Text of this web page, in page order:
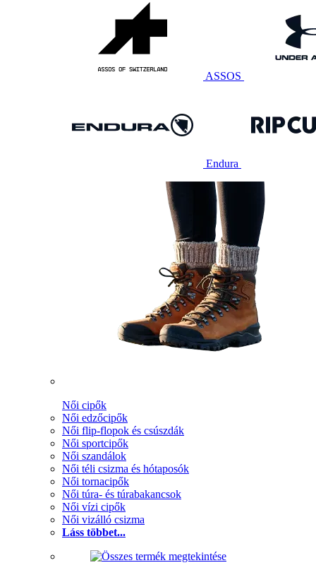
ASSOS
Endura
Női cipők
Női edzőcipők
Női flip-flopok és csúszdák
Női sportcipők
Női szandálok
Női téli csizma és hótaposók
Női tornacipők
Női túra- és túrabakancsok
Női vízi cipők
Női vizálló csizma
Láss többet...